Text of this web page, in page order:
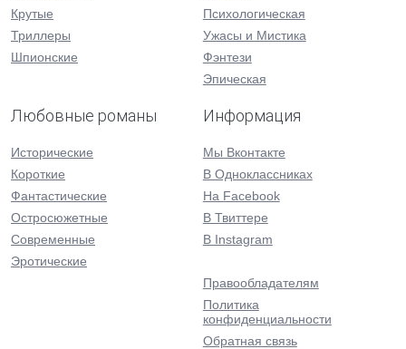
Крутые
Триллеры
Шпионские
Психологическая
Ужасы и Мистика
Фэнтези
Эпическая
Любовные романы
Исторические
Короткие
Фантастические
Остросюжетные
Современные
Эротические
Информация
Мы Вконтакте
В Одноклассниках
На Facebook
В Твиттере
В Instagram
Правообладателям
Политика
конфиденциальности
Обратная связь